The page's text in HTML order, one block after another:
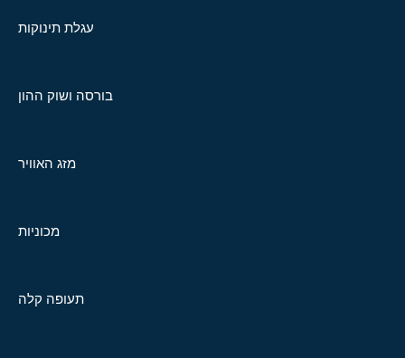
עגלת תינוקות
בורסה ושוק ההון
מזג האוויר
מכוניות
תעופה קלה